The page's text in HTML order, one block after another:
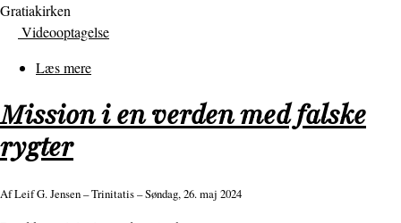
Gratiakirken
Videooptagelse
Læs mere
hos
Herren
Mission i en verden med falske
rygter
AfLeif G. Jensen– Trinitatis – Søndag, 26. maj 2024